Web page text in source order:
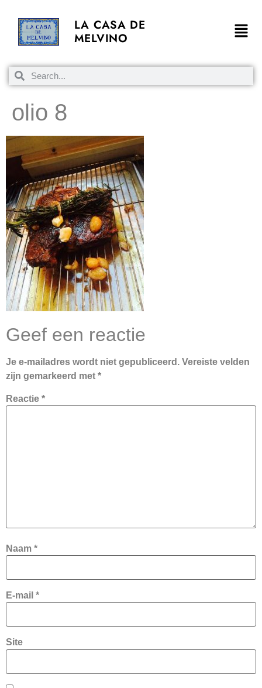
LA CASA DE
MELVINO
olio 8
Geef een reactie
Je e-mailadres wordt niet gepubliceerd. Vereiste velden
zijn gemarkeerd met *
Reactie *
Naam *
E-mail *
Site